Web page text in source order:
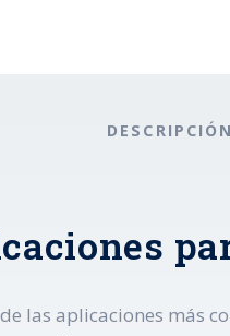
DESCRIPCIÓN
las aplicaciones más